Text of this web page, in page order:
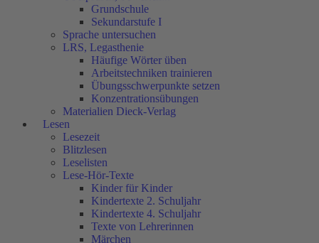
Grundschule
Sekundarstufe I
Sprache untersuchen
LRS, Legasthenie
Häufige Wörter üben
Arbeitstechniken trainieren
Übungsschwerpunkte setzen
Konzentrationsübungen
Materialien Dieck-Verlag
Lesen
Lesezeit
Blitzlesen
Leselisten
Lese-Hör-Texte
Kinder für Kinder
Kindertexte 2. Schuljahr
Kindertexte 4. Schuljahr
Texte von Lehrerinnen
Märchen